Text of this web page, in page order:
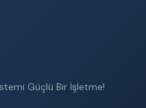
Güçlü Bir İşletme!